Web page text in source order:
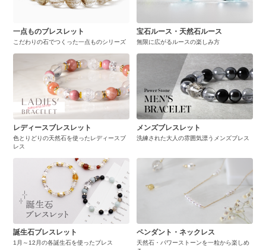
一点ものブレスレット
こだわりの石でつくった一点ものシリーズ
宝石ルース・天然石ルース
無限に広がるルースの楽しみ方
レディースブレスレット
色とりどりの天然石を使ったレディースブ
レス
メンズブレスレット
洗練された大人の雰囲気漂うメンズブレス
誕生石ブレスレット
1月～12月の各誕生石を使ったブレス
ペンダント・ネックレス
天然石・パワーストーンを一粒から楽しめ